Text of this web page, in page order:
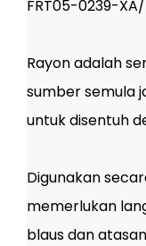
FRT05-0239-XA/
Rayon adalah
sumber semula
untuk disentuh
Digunakan
memerlukan
blaus dan